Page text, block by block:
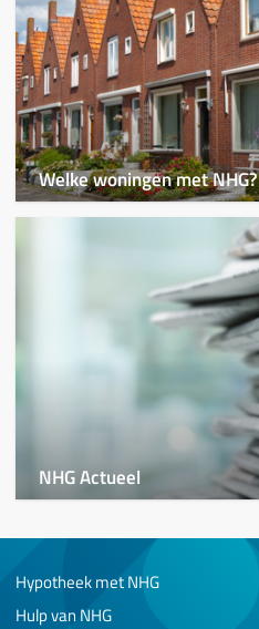
Welke woningen met NHG?
NHG Actueel
Hypotheek met NHG
Hulp van NHG